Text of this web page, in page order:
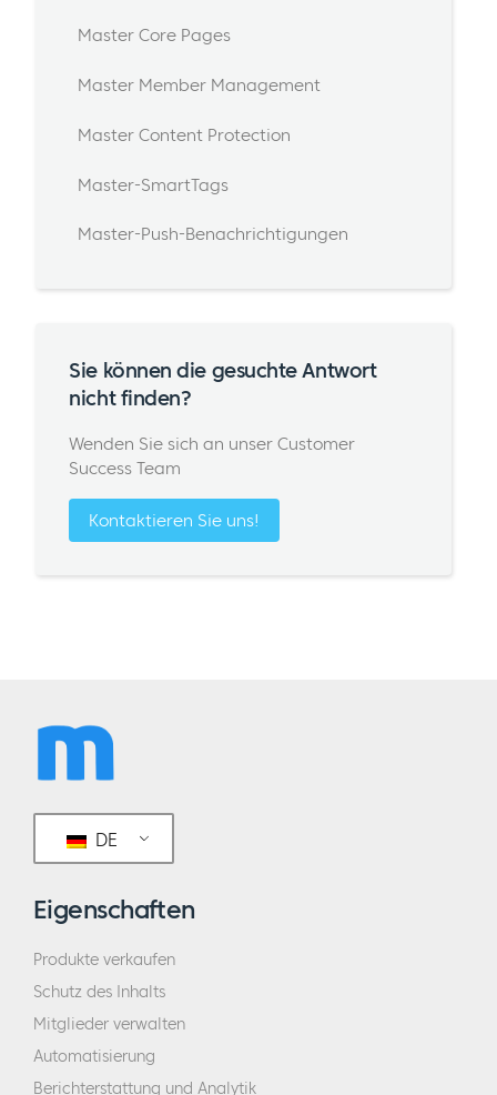
Master Core Pages
Master Member Management
Master Content Protection
Master-SmartTags
Master-Push-Benachrichtigungen
Sie können die gesuchte Antwort
nicht finden?
Wenden Sie sich an unser Customer
Success Team
Kontaktieren Sie uns!
DE
Eigenschaften
Produkte verkaufen
Schutz des Inhalts
Mitglieder verwalten
Automatisierung
Berichterstattung und Analytik